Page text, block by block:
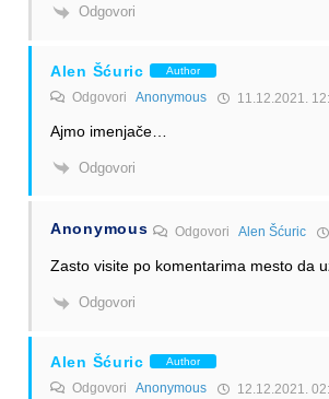
Odgovori
Alen Šćuric Author
Odgovori Anonymous 11.12.2021.
Ajmo imenjače…
Odgovori
Anonymous OdgovoriAlen Šćuric
Zasto visite po komentarima mesto da
Odgovori
Alen Šćuric Author
Odgovori Anonymous 12.12.2021.